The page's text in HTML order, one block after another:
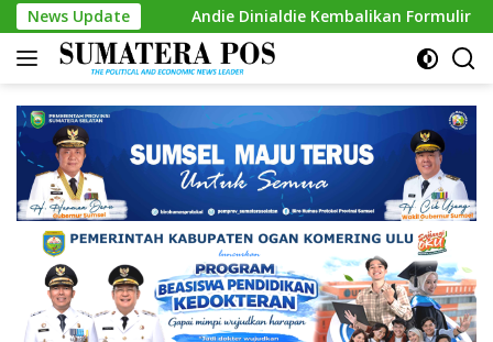
Skip
to
content
News Update
Kursi Andie Dinialdie Kembalikan Formulir Calon